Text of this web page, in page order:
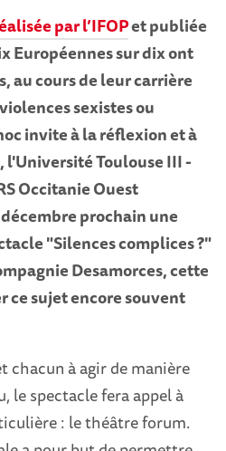
par l’IFOPet publiée
Européennes sur dix ont
au cours de leur carrière
sexistes ou
invite à la réflexion et à
l'Université Toulouse III -
Occitanie Ouest
prochain une
"Silences complices ?"
Desamorces, cette
ce sujet encore souvent
chacun à agir de manière
le spectacle fera appel à
: le théâtre forum.